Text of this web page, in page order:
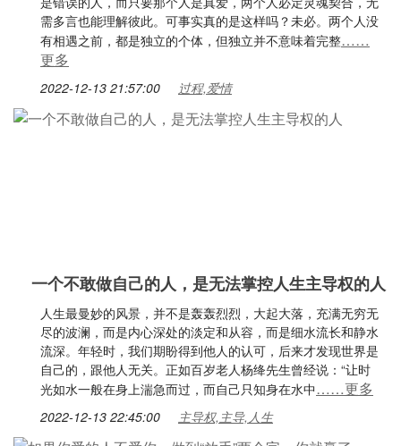
需多言也能理解彼此。可事实真的是这样吗？未必。两个人没
有相遇之前，都是独立的个体，但独立并不意味着完整……
更多
2022-12-13 21:57:00 过程,爱情
一个不敢做自己的人，是无法掌控人生主导权的人
人生最曼妙的风景，并不是轰轰烈烈，大起大落，充满无穷无
尽的波澜，而是内心深处的淡定和从容，而是细水流长和静水
流深。年轻时，我们期盼得到他人的认可，后来才发现世界是
自己的，跟他人无关。正如百岁老人杨绛先生曾经说：“让时
光如水一般在身上湍急而过，而自己只知身在水中……更多
2022-12-13 22:45:00 主导权,主导,人生